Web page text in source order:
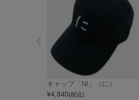
キャップ「NI」（に）
¥4,840(税込)